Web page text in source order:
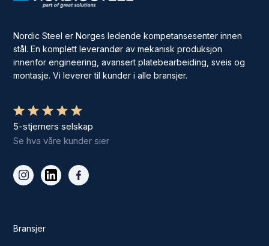
Nordic Steel er Norges ledende kompetansesenter innen
stål. En komplett leverandør av mekanisk produksjon
innenfor engineering, avansert platebearbeiding, sveis og
montasje. Vi leverer til kunder i alle bransjer.
5-stjerners selskap
Se hva våre kunder sier
Bransjer